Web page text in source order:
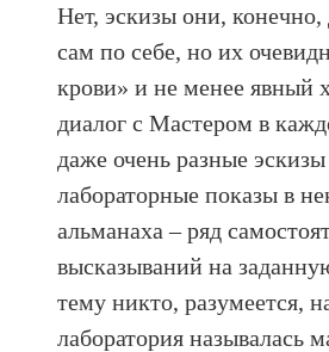
Нет, эскизы они,
сам по себе, но их
крови» и не менее явный
диалог с Мастером в
даже очень разные
лабораторные показы в
альманаха – ряд
высказываний на
тему никто, разумеется,
лаборатория называлась